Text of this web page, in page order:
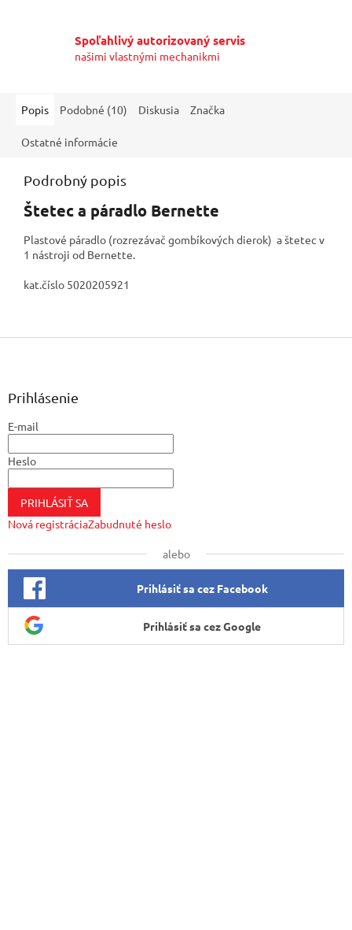
Spoľahlivý autorizovaný servis
našimi vlastnými mechanikmi
Popis Podobné (10) Diskusia Značka
Ostatné informácie
Podrobný popis
Štetec a páradlo Bernette
Plastové páradlo (rozrezávač gombíkových dierok) a štetec v
1 nástroji od Bernette.
kat.číslo 5020205921
Z
Prihlásenie
E-mail
Heslo
PRIHLÁSIŤ SA
Nová registráciaZabudnuté heslo
alebo
Prihlásiť sa cez Facebook
Prihlásiť sa cez Google